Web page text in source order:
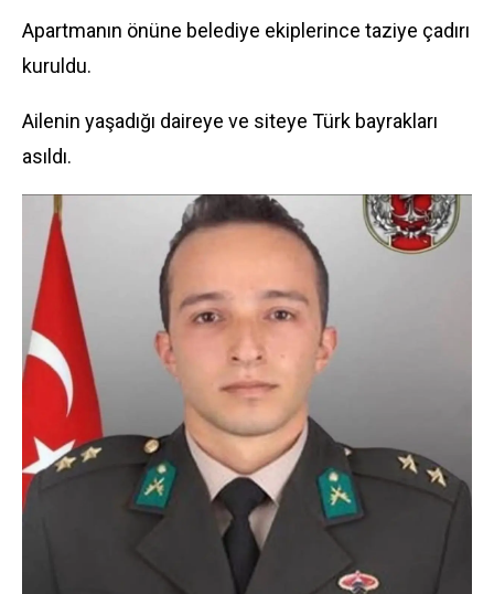
Apartmanın önüne belediye ekiplerince taziye çadırı
kuruldu.
Ailenin yaşadığı daireye ve siteye Türk bayrakları
asıldı.